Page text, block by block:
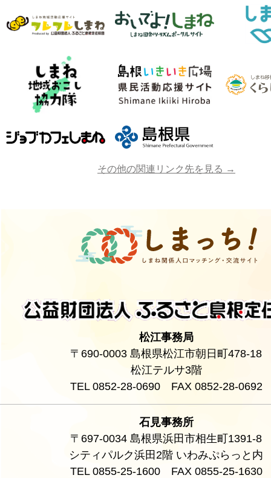
その他の関連リンク先を見る →
松江事務局
〒690-0003 島根県松江市朝日町478-18
松江テルサ3階
TEL 0852-28-0690 FAX 0852-28-0692
石見事務所
〒697-0034 島根県浜田市相生町1391-8
シティパルク浜田2階 いわみぷらっと内
TEL 0855-25-1600 FAX 0855-25-1630